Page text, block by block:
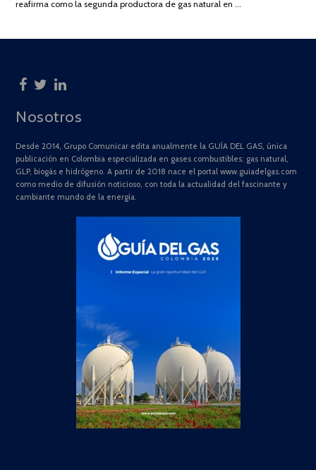
reafirma como la segunda productora de gas natural en …
Nosotros
Desde 2014, Grupo Comunicar edita anualmente la GUÍA DEL GAS, única
publicación en Colombia especializada en gases combustibles: gas natural,
GLP, biogás e hidrógeno. A partir de 2018 nace el portal www.guiadelgas.com
como medio de difusión noticioso, con toda la actualidad del fascinante y
cambiante mundo de la energía.